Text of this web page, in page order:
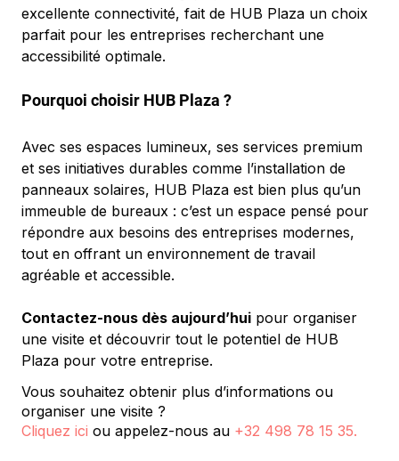
excellente connectivité, fait de HUB Plaza un choix
parfait pour les entreprises recherchant une
accessibilité optimale.
Pourquoi choisir HUB Plaza ?
Avec ses espaces lumineux, ses services premium
et ses initiatives durables comme l’installation de
panneaux solaires, HUB Plaza est bien plus qu’un
immeuble de bureaux : c’est un espace pensé pour
répondre aux besoins des entreprises modernes,
tout en offrant un environnement de travail
agréable et accessible.
Contactez-nous dès aujourd’hui pour organiser
une visite et découvrir tout le potentiel de HUB
Plaza pour votre entreprise.
Vous souhaitez obtenir plus d’informations ou
organiser une visite ?
Cliquez ici ou appelez-nous au +32 498 78 15 35.